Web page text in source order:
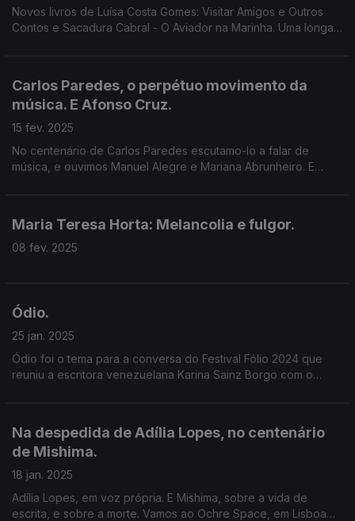
Novos livros de Luísa Costa Gomes: Visitar Amigos e Outros
Contos e Sacadura Cabral - O Aviador na Marinha. Uma longa
Carlos Paredes, o perpétuo movimento da
música. E Afonso Cruz.
15 fev. 2025
No centenário de Carlos Paredes escutamo-lo a falar de
música, e ouvimos Manuel Alegre e Mariana Abrunheiro. E
Maria Teresa Horta: Melancolia e fulgor.
08 fev. 2025
Ódio.
25 jan. 2025
Ódio foi o tema para a conversa do Festival Fólio 2024 que
reuniu a escritora venezuelana Karina Sainz Borgo com o
Na despedida de Adília Lopes, no centenário
de Mishima.
18 jan. 2025
Adília Lopes, em voz própria. E Mishima, sobre a vida de
escrita, e sobre a morte. Vamos ao Ochre Space, em Lisboa